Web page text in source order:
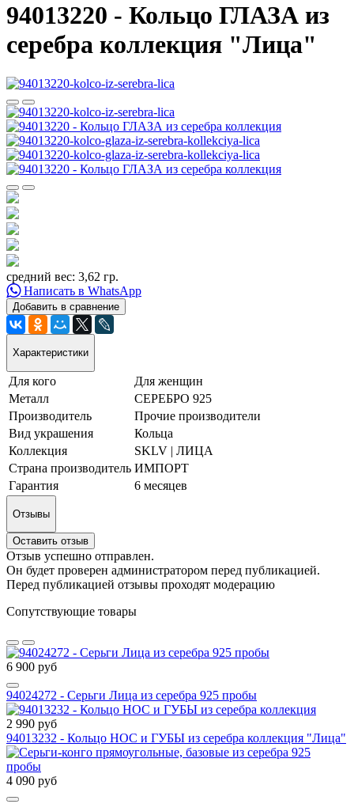
94013220 - Кольцо ГЛАЗА из
серебра коллекция "Лица"
средний вес: 3,62 гр.
Написать в WhatsApp
Добавить в сравнение
Характеристики
Для кого
Для женщин
Металл
СЕРЕБРО 925
Производитель
Прочие производители
Вид украшения
Кольца
Коллекция
SKLV | ЛИЦА
Страна производитель ИМПОРТ
Гарантия
6 месяцев
Отзывы
Оставить отзыв
Отзыв успешно отправлен.
Он будет проверен администратором перед публикацией.
Перед публикацией отзывы проходят модерацию
Сопутствующие товары
6 900 руб
94024272 - Серьги Лица из серебра 925 пробы
2 990 руб
94013232 - Кольцо НОС и ГУБЫ из серебра коллекция "Лица"
4 090 руб